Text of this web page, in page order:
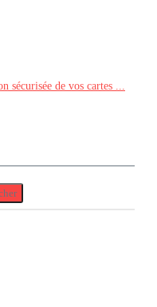
sécurisée de vos cartes ...